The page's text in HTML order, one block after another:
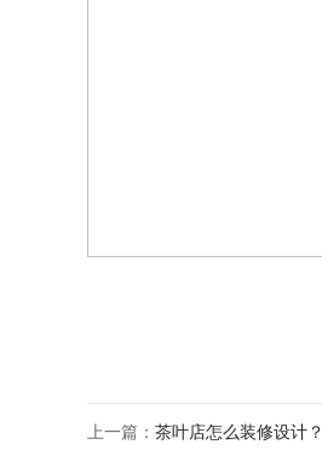
上一篇： 茶叶店怎么装修设计？